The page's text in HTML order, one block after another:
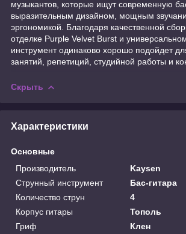
музыкантов, которые ищут современную
выразительным дизайном, мощным
эргономикой. Благодаря качественной
отделке Purple Velvet Burst и
инструмент одинаково хорошо подойдет
занятий, репетиций, студийной работы и
Скрыть
Характеристики
Основные
Производитель
Kaysen
Струнный инструмент
Бас-гитара
Количество струн
4
Корпус гитары
Тополь
Гриф
Клен